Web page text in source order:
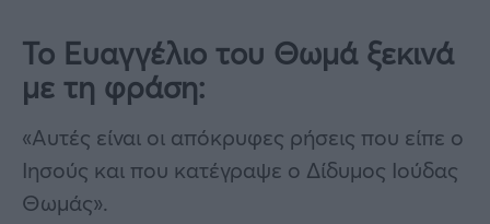
Το Ευαγγέλιο του Θωμά ξεκινά
με τη φράση:
«Αυτές είναι οι απόκρυφες ρήσεις που είπε ο
Ιησούς και που κατέγραψε ο Δίδυμος Ιούδας
Θωμάς».